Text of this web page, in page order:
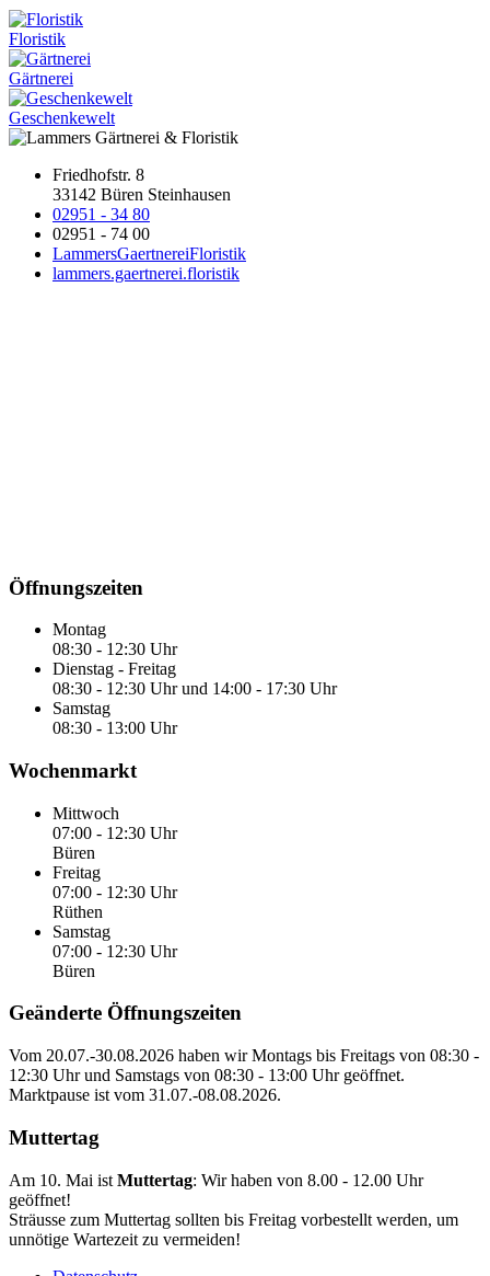
Floristik
Gärtnerei
Geschenkewelt
Friedhofstr. 8
33142 Büren Steinhausen
02951 - 34 80
02951 - 74 00
LammersGaertnereiFloristik
lammers.gaertnerei.floristik
Öffnungszeiten
Montag
08:30 - 12:30 Uhr
Dienstag - Freitag
08:30 - 12:30 Uhr und 14:00 - 17:30 Uhr
Samstag
08:30 - 13:00 Uhr
Wochenmarkt
Mittwoch
07:00 - 12:30 Uhr
Büren
Freitag
07:00 - 12:30 Uhr
Rüthen
Samstag
07:00 - 12:30 Uhr
Büren
Geänderte Öffnungszeiten
Vom 20.07.-30.08.2026 haben wir Montags bis Freitags von 08:30 -
12:30 Uhrund Samstags von 08:30 - 13:00 Uhrgeöffnet.
Marktpause ist vom 31.07.-08.08.2026.
Muttertag
Am 10. Mai ist Muttertag: Wir haben von 8.00 - 12.00 Uhr
geöffnet!
Sträusse zum Muttertag sollten bis Freitag vorbestellt werden, um
unnötige Wartezeit zu vermeiden!